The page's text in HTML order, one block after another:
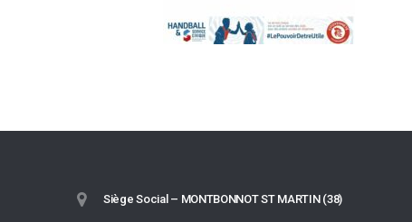
Siège Social – MONTBONNOT ST MARTIN (38)